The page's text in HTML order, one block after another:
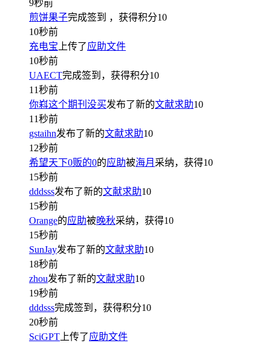
9秒前
煎饼果子完成签到 ，获得积分10
10秒前
充电宝上传了 应助文件
10秒前
UAECT完成签到，获得积分10
11秒前
你嵙这个期刊没买发布了新的文献求助10
11秒前
gstaihn发布了新的文献求助10
12秒前
希望天下0贩的0的应助被海月 采纳，获得10
15秒前
dddsss发布了新的文献求助10
15秒前
Orange的应助被晚秋采纳，获得10
15秒前
SunJay发布了新的文献求助10
18秒前
zhou发布了新的文献求助10
19秒前
dddsss完成签到，获得积分10
20秒前
SciGPT上传了 应助文件